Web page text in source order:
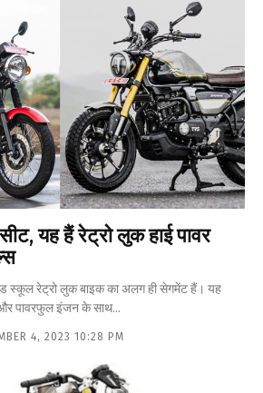
यह हैं रेट्रो लुक हाई पावर
स्कूल रेट्रो लुक बाइक का अलग ही सेगमेंट हैं। यह
पावरफुल इंजन के साथ...
4, 2023 10:28 PM